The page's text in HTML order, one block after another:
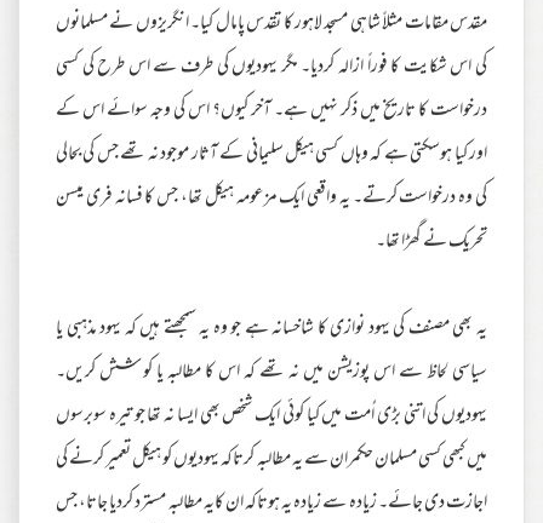
مقدس مقامات مثلاً شاہی مسجد لاہور کا تقدس پامال کیا۔ انگریزوں نے مسلمانوں
کی اس شکایت کا فوراً ازالہ کردیا۔ مگر یہودیوں کی طرف سے اس طرح کی کسی
درخواست کا تاریخ میں ذکر نہیں ہے۔ آخر کیوں؟ اس کی وجہ سوائے اس کے
اور کیا ہوسکتی ہے کہ وہاں کسی ہیکل سلیمانی کے آثار موجود نہ تھے جس کی بحالی
کی وہ درخواست کرتے۔ یہ واقعی ایک مزعومہ ہیکل تھا، جس کا فسانہ فری میسن
تحریک نے گھڑا تھا۔
یہ بھی مصنف کی یہود نوازی کا شاخسانہ ہے جو وہ یہ سمجھتے ہیں کہ یہود مذہبی یا
سیاسی لحاظ سے اس پوزیشن میں نہ تھے کہ اس کا مطالبہ یا کو شش کریں۔
یہودیوں کی اتنی بڑی اُمت میں کیا کوئی ایک شخص بھی ایسا نہ تھا جو تیرہ سوبرسوں
میں کبھی کسی مسلمان حکمران سے یہ مطالبہ کرتاکہ یہودیوں کو ہیکل تعمیر کرنے کی
اجازت دی جائے۔ زیادہ سے زیادہ یہ ہوتاکہ ان کایہ مطالبہ مسترد کردیا جاتا، جس